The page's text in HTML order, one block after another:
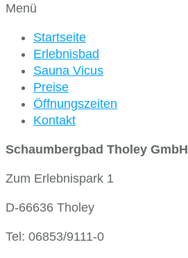
Menü
Startseite
Erlebnisbad
Sauna Vicus
Preise
Öffnungszeiten
Kontakt
Schaumbergbad Tholey GmbH
Zum Erlebnispark 1
D-66636 Tholey
Tel: 06853/9111-0